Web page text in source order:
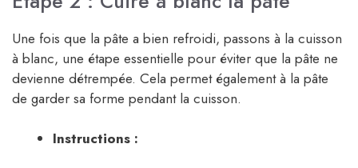
Une fois que la pâte a bien refroidi, passons à la cuisson
à blanc, une étape essentielle pour éviter que la pâte ne
devienne détrempée. Cela permet également à la pâte
de garder sa forme pendant la cuisson.
Instructions :